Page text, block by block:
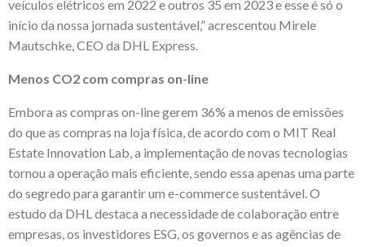
veículos elétricos em 2022 e outros 35 em 2023 e esse é só o
início da nossa jornada sustentável,” acrescentou Mirele
Mautschke, CEO da DHL Express.
Menos CO2 com compras on-line
Embora as compras on-line gerem 36% a menos de emissões
do que as compras na loja física, de acordo com o MIT Real
Estate Innovation Lab, a implementação de novas tecnologias
tornou a operação mais eficiente, sendo essa apenas uma parte
do segredo para garantir um e-commerce sustentável. O
estudo da DHL destaca a necessidade de colaboração entre
empresas, os investidores ESG, os governos e as agências de